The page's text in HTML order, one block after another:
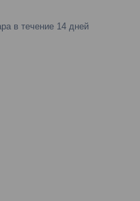
в течение 14 дней